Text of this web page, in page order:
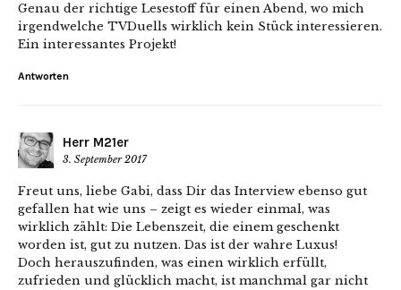
Genau der richtige Lesestoff für einen Abend, wo mich
irgendwelche TVDuells wirklich kein Stück interessieren.
Ein interessantes Projekt!
Antworten
Herr M21er
3. September 2017
Freut uns, liebe Gabi, dass Dir das Interview ebenso gut
gefallen hat wie uns – zeigt es wieder einmal, was
wirklich zählt: Die Lebenszeit, die einem geschenkt
worden ist, gut zu nutzen. Das ist der wahre Luxus!
Doch herauszufinden, was einen wirklich erfüllt,
zufrieden und glücklich macht, ist manchmal gar nicht